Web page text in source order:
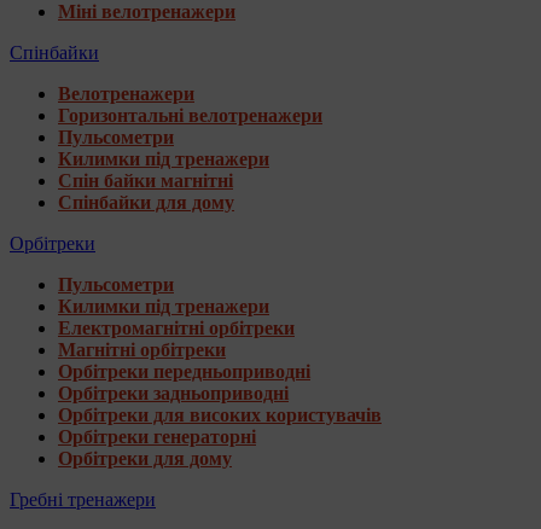
Міні велотренажери
Спінбайки
Велотренажери
Горизонтальні велотренажери
Пульсометри
Килимки під тренажери
Спін байки магнітні
Спінбайки для дому
Орбітреки
Пульсометри
Килимки під тренажери
Електромагнітні орбітреки
Магнітні орбітреки
Орбітреки передньоприводні
Орбітреки задньоприводні
Орбітреки для високих користувачів
Орбітреки генераторні
Орбітреки для дому
Гребні тренажери